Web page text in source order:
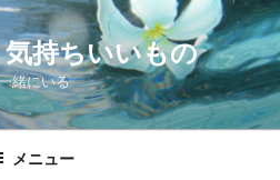
持ちいいもの
緒にいる
メニュー